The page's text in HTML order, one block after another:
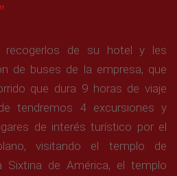
recogerlos de su hotel y les
de buses de la empresa, que
que dura 9 horas de viaje
tendremos 4 excursiones y
de interés turístico por el
visitando el templo de
Sixtina de América, el templo